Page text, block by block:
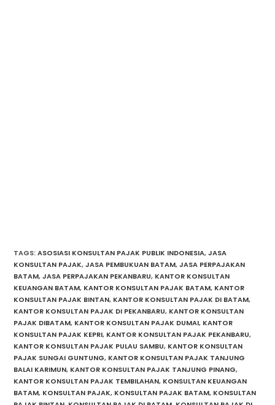
TAGS:ASOSIASI KONSULTAN PAJAK PUBLIK INDONESIA, JASA
KONSULTAN PAJAK, JASA PEMBUKUAN BATAM, JASA PERPAJAKAN
BATAM, JASA PERPAJAKAN PEKANBARU, KANTOR KONSULTAN
KEUANGAN BATAM, KANTOR KONSULTAN PAJAK BATAM, KANTOR
KONSULTAN PAJAK BINTAN, KANTOR KONSULTAN PAJAK DI BATAM,
KANTOR KONSULTAN PAJAK DI PEKANBARU, KANTOR KONSULTAN
PAJAK DIBATAM, KANTOR KONSULTAN PAJAK DUMAI, KANTOR
KONSULTAN PAJAK KEPRI, KANTOR KONSULTAN PAJAK PEKANBARU,
KANTOR KONSULTAN PAJAK PULAU SAMBU, KANTOR KONSULTAN
PAJAK SUNGAI GUNTUNG, KANTOR KONSULTAN PAJAK TANJUNG
BALAI KARIMUN, KANTOR KONSULTAN PAJAK TANJUNG PINANG,
KANTOR KONSULTAN PAJAK TEMBILAHAN, KONSULTAN KEUANGAN
BATAM, KONSULTAN PAJAK, KONSULTAN PAJAK BATAM, KONSULTAN